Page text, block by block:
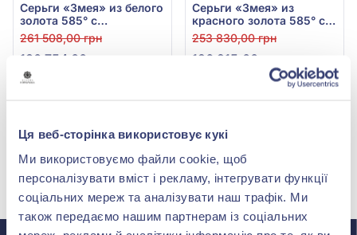
Ця веб-сторінка використовує кукі
Ми використовуємо файли cookie, щоб
персоналізувати вміст і рекламу, інтегрувати функції
соціальних мереж та аналізувати наш трафік. Ми
також передаємо нашим партнерам із соціальних
Серьги «Змея» из белого
золота 585° с
бриллиантом 0,6ct, арт.
Ск7040/1
261 508,00 грн
130 754,00 грн
(арт. Ск7040/1)
Серьги «Змея» из
красного золота 585° с
бриллиантом 0,6ct, арт.
Ск7040
253 830,00 грн
126 915,00 грн
МЫ В INSTAGRAM